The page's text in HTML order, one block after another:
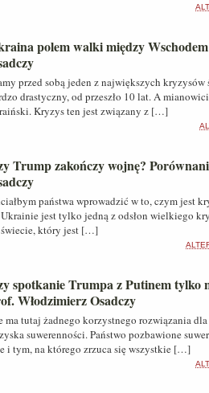
polem walki między
przed sobą jeden z największych
drastyczny, od przeszło 10 lat. A
Kryzys ten jest związany z […]
Trump zakończy wojnę?
państwa wprowadzić w to, czym jest
jest tylko jedną z odsłon wielkiego
który jest […]
spotkanie Trumpa z Putinem tylko
Włodzimierz Osadczy
ma tutaj żadnego korzystnego rozwiązania
suwerenności. Państwo pozbawione
i tym, na którego zrzuca się wszystkie […]